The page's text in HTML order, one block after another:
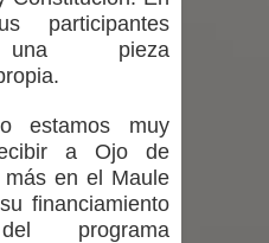
participantes
una pieza
estamos muy
a Ojo de
en el Maule
financiamiento
programa